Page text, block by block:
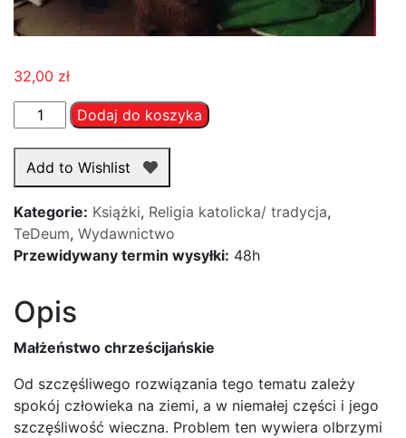
32,00 zł
ilość
Małżeństwo
chrześcijańskie
Dodaj do koszyka
Add to Wishlist
Kategorie: Książki, Religia katolicka/ tradycja,
TeDeum, Wydawnictwo
Przewidywany termin wysyłki: 48h
Opis
Małżeństwo chrześcijańskie
Od szczęśliwego rozwiązania tego tematu zależy
spokój człowieka na ziemi, a w niemałej części i jego
szczęśliwość wieczna. Problem ten wywiera olbrzymi